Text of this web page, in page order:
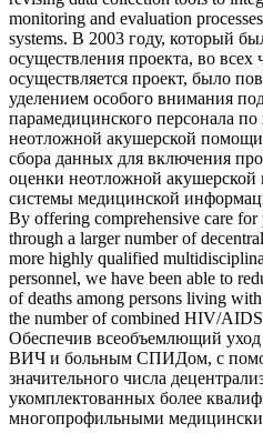
monitoring and evaluation
systems. В 2003 году, который
осуществления проекта, во всех
осуществляется проект, было
уделением особого внимания
парамедицинского персонала по
неотложной акушерской
сбора данных для включения
оценки неотложной
системы медицинской
By offering comprehensive care
through a larger number of
more highly qualified
personnel, we have been able to
of deaths among persons living
the number of combined HIV/
Обеспечив всеобъемлющий
ВИЧ и больным СПИДом, с
значительного числа
укомплектованных более
многопрофильными